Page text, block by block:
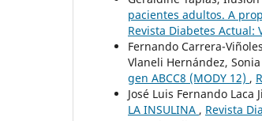
pacientes adultos. A
Revista Diabetes Actual:
Fernando Carrera-
Vlaneli Hernández,
gen ABCC8 (MODY 12) ,
José Luis Fernando Laca
LA INSULINA , Revista